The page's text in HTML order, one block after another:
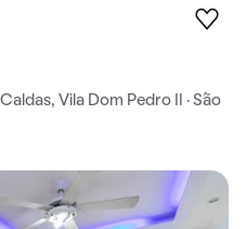
Vila Dom Pedro II · São